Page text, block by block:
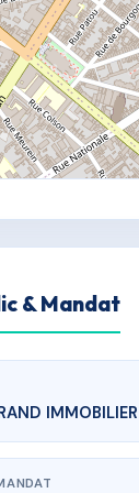
& Mandat
IMMOBILIER